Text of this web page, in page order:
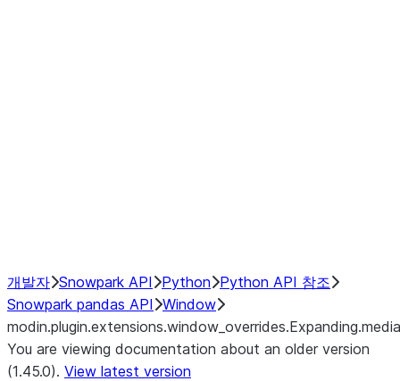
개발자 Snowpark API Python Python API 참조
Snowpark pandas API Window
You are viewing documentation about an older version
(1.45.0). View latest version